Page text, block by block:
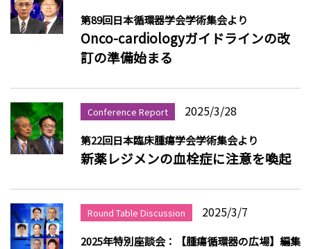
第89回日本循環器学会学術集会より
Onco-cardiologyガイドラインの改
訂の準備始まる
Conference Report 2025/3/28
第22回日本臨床腫瘍学会学術集会より
新薬レジメンの血栓症に注意を喚起
Round Table Discussion 2025/3/7
2025年特別座談会：【腫瘍循環器の広場】編集